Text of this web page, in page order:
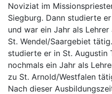
Noviziat im
Siegburg. Dann studierte
und war ein Jahr als
St. Wendel/Saargebiet
studierte er in St. Augustin
nochmals ein Jahr als
zu St. Arnold/Westfalen
Nach dieser